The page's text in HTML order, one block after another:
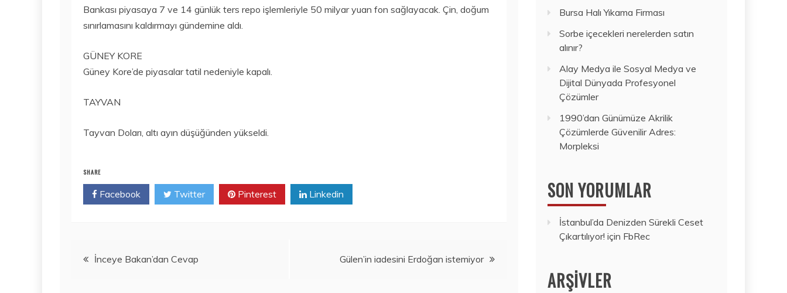
Bankası piyasaya 7 ve 14 günlük ters repo işlemleriyle 50 milyar yuan fon sağlayacak. Çin, doğum
sınırlamasını kaldırmayı gündemine aldı.
GÜNEY KORE
Güney Kore’de piyasalar tatil nedeniyle kapalı.
TAYVAN
Tayvan Doları, altı ayın düşüğünden yükseldi.
SHARE
Facebook Twitter Pinterest Linkedin
Yazıİnceye Bakan’dan Cevap Gülen’in iadesini Erdoğan istemiyor
Bursa Halı Yıkama Firması
Sorbe içecekleri nerelerden satın
alınır?
Alay Medya ile Sosyal Medya ve
Dijital Dünyada Profesyonel
Çözümler
1990’dan Günümüze Akrilik
Çözümlerde Güvenilir Adres:
Morpleksi
SON YORUMLAR
İstanbul’da Denizden Sürekli Ceset
Çıkartılıyor! için FbRec
ARŞIVLER